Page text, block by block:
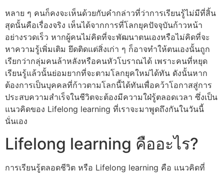
หลาย ๆ คนก็คงจะเห็นด้วยกับคำกล่าวที่ว่าการเรียนรู้ไม่มีที่สิ้น
สุดนั้นคือเรื่องจริง เห็นได้จากการที่โลกยุคปัจจุบันก้าวหน้า
อย่างรวดเร็ว หากผู้คนไม่คิดที่จะพัฒนาตนเองหรือไม่คิดที่จะ
หาความรู้เพิ่มเติม ยึดติดแต่สิ่งเก่า ๆ ก็อาจทำให้ตนเองนั้นถูก
เรียกว่ากลุ่มคนล้าหลังหรือคนหัวโบราณได้ เพราะคนที่หยุด
เรียนรู้แล้วนั้นย่อมยากที่จะตามโลกยุคใหม่ได้ทัน ดังนั้นหาก
ต้องการเป็นบุคคลที่ก้าวตามโลกนี้ได้ทันเพื่อคว้าโอกาสสู่การ
ประสบความสำเร็จในชีวิตจะต้องมีความใฝ่รู้ตลอดเวลา ซึ่งเป็น
แนวคิดของ Lifelong learning ที่เราจะมาพูดถึงกันในวันนี้
นั่นเอง
Lifelong learning คืออะไร?
การเรียนรู้ตลอดชีวิต หรือ Lifelong learning คือ แนวคิดที่